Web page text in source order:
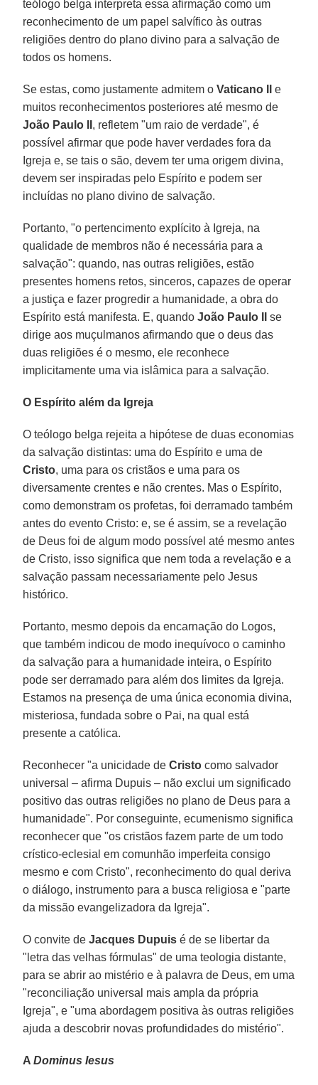
teólogo belga interpreta essa afirmação como um
reconhecimento de um papel salvífico às outras
religiões dentro do plano divino para a salvação de
todos os homens.
Se estas, como justamente admitem oVaticano II
e
muitos reconhecimentos posteriores até mesmo de
João Paulo II , refletem "um raio de verdade", é
possível afirmar que pode haver verdades fora da
Igreja e, se tais o são, devem ter uma origem divina,
devem ser inspiradas pelo Espírito e podem ser
incluídas no plano divino de salvação.
Portanto, "o pertencimento explícito à Igreja, na
qualidade de membros não é necessária para a
salvação": quando, nas outras religiões, estão
presentes homens retos, sinceros, capazes de operar
a justiça e fazer progredir a humanidade, a obra do
Espírito está manifesta. E, quandoJoão Paulo II
se
dirige aos muçulmanos afirmando que o deus das
duas religiões é o mesmo, ele reconhece
implicitamente uma via islâmica para a salvação.
O Espírito além da Igreja
O teólogo belga rejeita a hipótese de duas economias
da salvação distintas: uma do Espírito e uma de
Cristo, uma para os cristãos e uma para os
diversamente crentes e não crentes. Mas o Espírito,
como demonstram os profetas, foi derramado também
antes do evento Cristo: e, se é assim, se a revelação
de Deus foi de algum modo possível até mesmo antes
de Cristo, isso significa que nem toda a revelação e a
salvação passam necessariamente pelo Jesus
histórico.
Portanto, mesmo depois da encarnação do Logos,
que também indicou de modo inequívoco o caminho
da salvação para a humanidade inteira, o Espírito
pode ser derramado para além dos limites da Igreja.
Estamos na presença de uma única economia divina,
misteriosa, fundada sobre o Pai, na qual está
presente a católica.
Reconhecer "a unicidade deCristo como salvador
universal – afirma Dupuis – não exclui um significado
positivo das outras religiões no plano de Deus para a
humanidade". Por conseguinte, ecumenismo significa
reconhecer que "os cristãos fazem parte de um todo
crístico-eclesial em comunhão imperfeita consigo
mesmo e com Cristo", reconhecimento do qual deriva
o diálogo, instrumento para a busca religiosa e "parte
da missão evangelizadora da Igreja".
O convite deJacques Dupuis é de se libertar da
"letra das velhas fórmulas" de uma teologia distante,
para se abrir ao mistério e à palavra de Deus, em uma
"reconciliação universal mais ampla da própria
Igreja", e "uma abordagem positiva às outras religiões
ajuda a descobrir novas profundidades do mistério".
ADominus Iesus